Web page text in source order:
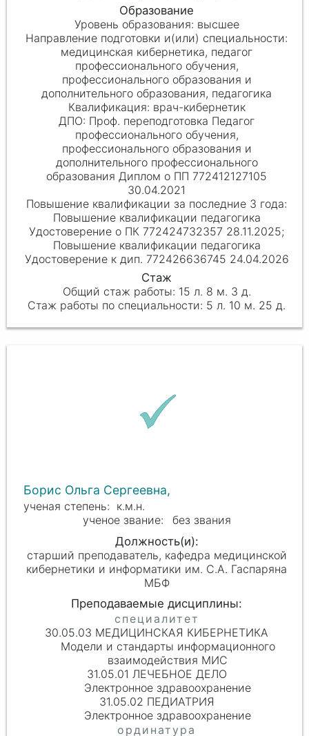
высшее
медицинская кибернетика, педагог
профессионального обучения,
профессионального образования и
дополнительного образования, педагогика
врач-кибернетик
Проф. переподготовка Педагог
профессионального обучения,
профессионального образования и
дополнительного профессионального
образования Диплом о ПП 772412127105
30.04.2021
Повышение квалификации педагогика
Удостоверение о ПК 772424732357 28.11.2025;
Повышение квалификации педагогика
Удостоверение к дип. 772426636745 24.04.2026
15 л. 8 м. 3 д.
5 л. 10 м. 25 д.
Борис Ольга Сергеевна,
к.м.н.
без звания
старший преподаватель, кафедра медицинской
кибернетики и информатики им. С.А. Гаспаряна
МБФ
30.05.03 МЕДИЦИНСКАЯ КИБЕРНЕТИКА
Модели и стандарты информационного
взаимодействия МИС
31.05.01 ЛЕЧЕБНОЕ ДЕЛО
Электронное здравоохранение
31.05.02 ПЕДИАТРИЯ
Электронное здравоохранение